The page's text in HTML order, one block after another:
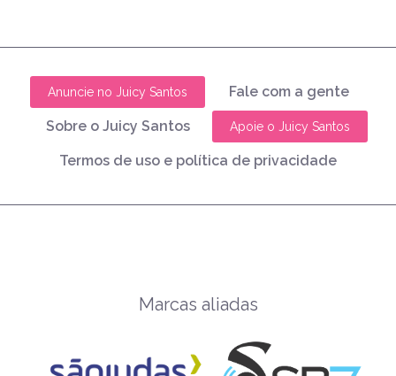
Anuncie no Juicy Santos Fale com a gente
Sobre o Juicy Santos Apoie o Juicy Santos
Termos de uso e política de privacidade
Marcas aliadas